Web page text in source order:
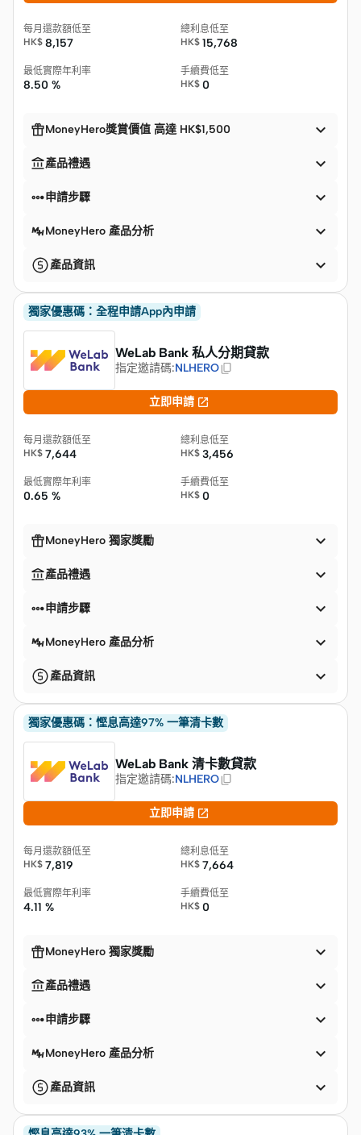
每月還款額低至
HK$ 8,157
總利息低至
HK$ 15,768
最低實際年利率
8.50 %
手續費低至
HK$ 0
MoneyHero獎賞價值 高達 HK$1,500 
產品禮遇 
申請步驟 
MoneyHero 產品分析 
產品資訊 
獨家優惠碼：全程申請App內申請
WeLab Bank 私人分期貸款
指定邀請碼:NLHERO
立即申請 
每月還款額低至
HK$ 7,644
總利息低至
HK$ 3,456
最低實際年利率
0.65 %
手續費低至
HK$ 0
MoneyHero 獨家獎勵 
產品禮遇 
申請步驟 
MoneyHero 產品分析 
產品資訊 
獨家優惠碼：慳息高達97% 一筆清卡數
WeLab Bank 清卡數貸款
指定邀請碼:NLHERO
立即申請 
每月還款額低至
HK$ 7,819
總利息低至
HK$ 7,664
最低實際年利率
4.11 %
手續費低至
HK$ 0
MoneyHero 獨家獎勵 
產品禮遇 
申請步驟 
MoneyHero 產品分析 
產品資訊 